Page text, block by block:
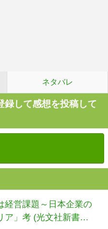
ネタバレ
録して感想を投稿して
経営課題～日本企業の
ア」考 (光文社新書